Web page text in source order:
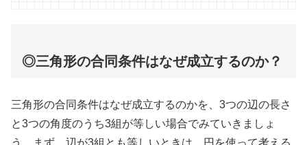
◎三角形の合同条件はなぜ成立するのか？
三角形の合同条件はなぜ成立するのかを、3つの辺の長さ
と3つの角度のうち3組が等しい場合でみていきましょ
う。まず、辺が3組とも等しいときは、円を使って考える